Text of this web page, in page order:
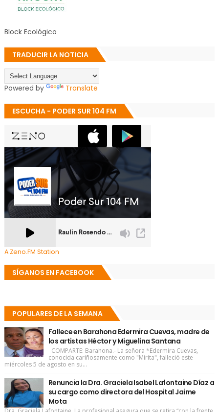
Block Ecológico
TRADUCIR LA NOTICIA
Powered by Translate
ESCUCHA - PODER SUR 104 FM
A Zeno.FM Station
SÍGANOS EN FACEBOOK
POPULARES DE LA SEMANA
Fallece en Barahona Edermira Cuevas, madre de
los artistas Héctor y Miguelina Santana
COMPARTE: Barahona.- La señora *Edermira Cuevas,
conocida cariñosamente como "Mirita", falleció este
miércoles 5 de agosto en su...
Renuncia la Dra. Graciela Isabel Lafontaine Díaz a
su cargo como directora del Hospital Jaime
Mota